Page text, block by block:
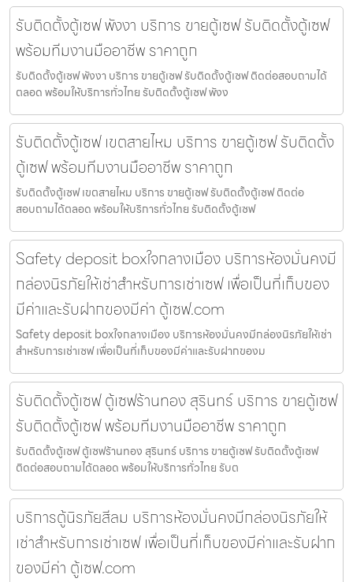
รับติดตั้งตู้เซฟ พังงา บริการ ขายตู้เซฟ รับติดตั้งตู้เซฟ
พร้อมทีมงานมืออาชีพ ราคาถูก
รับติดตั้งตู้เซฟ พังงา บริการ ขายตู้เซฟ รับติดตั้งตู้เซฟ ติดต่อสอบถามได้
ตลอด พร้อมให้บริการทั่วไทย รับติดตั้งตู้เซฟ พังง
รับติดตั้งตู้เซฟ เขตสายไหม บริการ ขายตู้เซฟ รับติดตั้ง
ตู้เซฟ พร้อมทีมงานมืออาชีพ ราคาถูก
รับติดตั้งตู้เซฟ เขตสายไหม บริการ ขายตู้เซฟ รับติดตั้งตู้เซฟ ติดต่อ
สอบถามได้ตลอด พร้อมให้บริการทั่วไทย รับติดตั้งตู้เซฟ
Safety deposit boxใจกลางเมือง บริการห้องมั่นคงมี
กล่องนิรภัยให้เช่าสำหรับการเช่าเซฟ เพื่อเป็นที่เก็บของ
มีค่าและรับฝากของมีค่า ตู้เซฟ.com
Safety deposit boxใจกลางเมือง บริการห้องมั่นคงมีกล่องนิรภัยให้เช่า
สำหรับการเช่าเซฟ เพื่อเป็นที่เก็บของมีค่าและรับฝากของม
รับติดตั้งตู้เซฟ ตู้เซฟร้านทอง สุรินทร์ บริการ ขายตู้เซฟ
รับติดตั้งตู้เซฟ พร้อมทีมงานมืออาชีพ ราคาถูก
รับติดตั้งตู้เซฟ ตู้เซฟร้านทอง สุรินทร์ บริการ ขายตู้เซฟ รับติดตั้งตู้เซฟ
ติดต่อสอบถามได้ตลอด พร้อมให้บริการทั่วไทย รับต
บริการตู้นิรภัยสีลม บริการห้องมั่นคงมีกล่องนิรภัยให้
เช่าสำหรับการเช่าเซฟ เพื่อเป็นที่เก็บของมีค่าและรับฝาก
ของมีค่า ตู้เซฟ.com